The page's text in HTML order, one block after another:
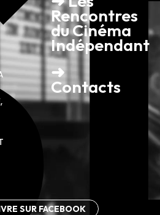
Rencontres
du Cinéma
Indépendant
➜
Contacts
SUR FACEBOOK